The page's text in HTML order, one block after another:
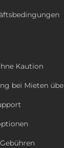
Kaution
bei Mieten